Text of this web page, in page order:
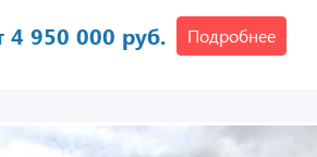
4 950 000 руб. Подробнее